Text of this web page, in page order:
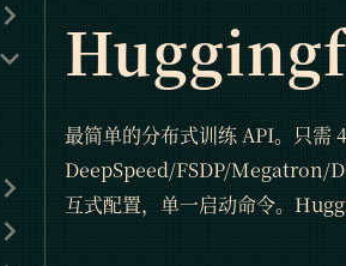
最简单的分布式训练 API。只需
DeepSpeed/FSDP/Megatron/
互式配置，单一启动命令。